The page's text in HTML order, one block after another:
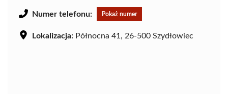
Numer telefonu: Pokaż numer
Lokalizacja: Północna 41, 26-500 Szydłowiec